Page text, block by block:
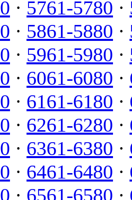
· 5761-5780 ·
· 5861-5880 ·
· 5961-5980 ·
· 6061-6080 ·
· 6161-6180 ·
· 6261-6280 ·
· 6361-6380 ·
· 6461-6480 ·
· 6561-6580 ·